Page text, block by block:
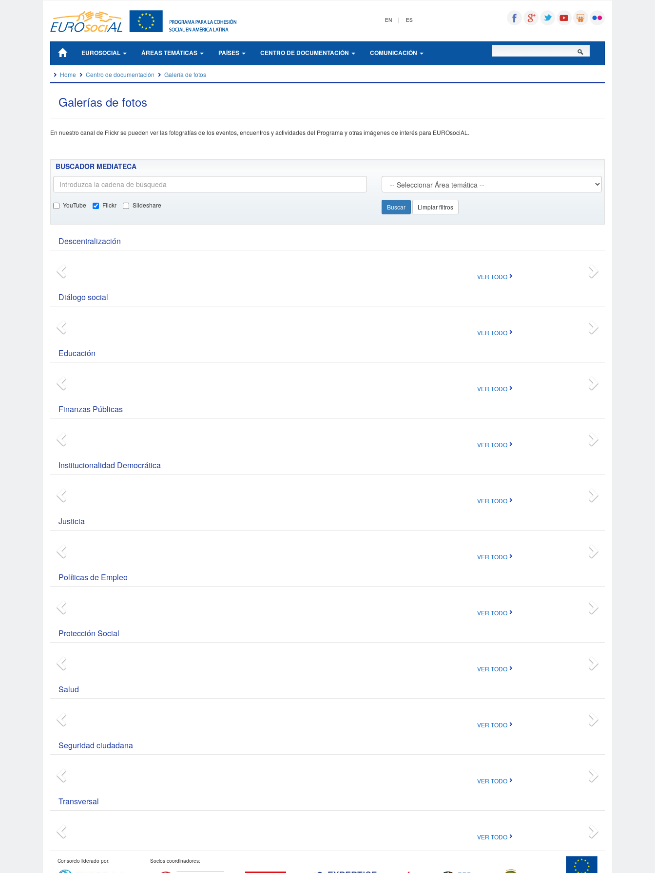
EN | ES
EUROSOCIAL ÁREAS TEMÁTICAS PAÍSES CENTRO DE DOCUMENTACIÓN COMUNICACIÓN
Home Centro de documentación Galería de fotos
Galerías de fotos
En nuestro canal de Flickr se pueden ver las fotografías de los eventos, encuentros y actividades del Programa y otras imágenes de interés para EUROsociAL.
BUSCADOR MEDIATECA
YouTube Flickr Slideshare Buscar Limpiar filtros
Descentralización
VER TODO
Diálogo social
VER TODO
Educación
VER TODO
Finanzas Públicas
VER TODO
Institucionalidad Democrática
VER TODO
Justicia
VER TODO
Políticas de Empleo
VER TODO
Protección Social
VER TODO
Salud
VER TODO
Seguridad ciudadana
VER TODO
Transversal
VER TODO
Consorcio liderado por: Socios coordinadores: